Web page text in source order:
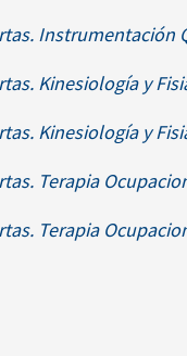
Instrumentación
Kinesiología y
Kinesiología y
Terapia
Terapia